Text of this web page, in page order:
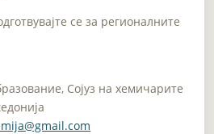
се за регионалните
Сојуз на хемичарите